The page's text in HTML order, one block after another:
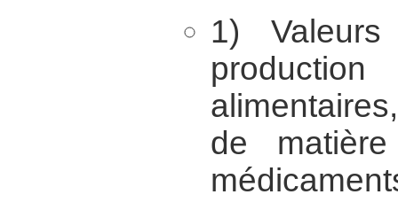
1)
de